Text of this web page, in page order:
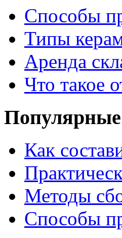
Способы
Типы
Аренда
Что такое
Популярные
Как
Методы
Способы